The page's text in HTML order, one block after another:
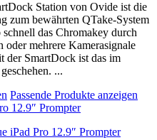
Station von Ovide ist die
zum bewährten QTake-System
das Chromakey durch
oder mehrere Kamerasignale
der SmartDock ist das im
...
Passende Produkte anzeigen
12.9″ Prompter